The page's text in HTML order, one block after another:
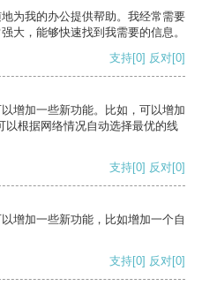
为我的办公提供帮助。我经常需要
大，能够快速找到我需要的信息。
支持[0] 反对[0]
增加一些新功能。比如，可以增加
以根据网络情况自动选择最优的线
支持[0] 反对[0]
增加一些新功能，比如增加一个自
支持[0] 反对[0]